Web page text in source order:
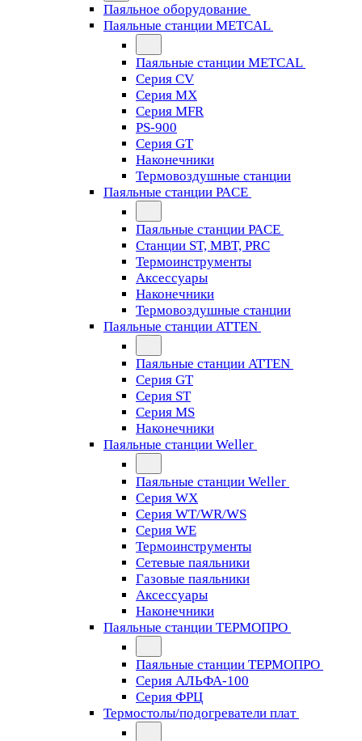
Паяльное оборудование
Паяльные станции METCAL
Паяльные станции METCAL
Серия CV
Серия MX
Серия MFR
PS-900
Серия GT
Наконечники
Термовоздушные станции
Паяльные станции PACE
Паяльные станции PACE
Станции ST, MBT, PRC
Термоинструменты
Аксессуары
Наконечники
Термовоздушные станции
Паяльные станции ATTEN
Паяльные станции ATTEN
Серия GT
Серия ST
Серия MS
Наконечники
Паяльные станции Weller
Паяльные станции Weller
Серия WX
Серия WT/WR/WS
Серия WE
Термоинструменты
Сетевые паяльники
Газовые паяльники
Аксессуары
Наконечники
Паяльные станции ТЕРМОПРО
Паяльные станции ТЕРМОПРО
Серия АЛЬФА-100
Серия ФРЦ
Термостолы/подогреватели плат